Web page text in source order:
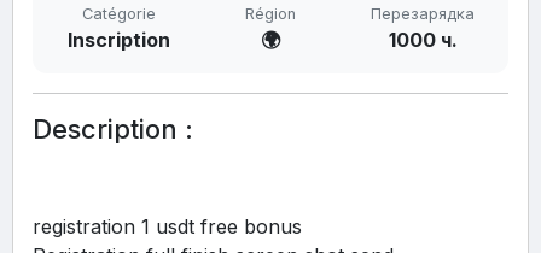
Catégorie
Inscription
Région
🌍
Перезарядка
1000 ч.
Description :
registration 1 usdt free bonus